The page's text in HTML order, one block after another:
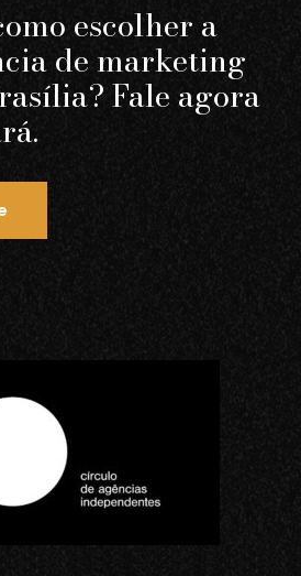
escolher a
de marketing
Fale agora